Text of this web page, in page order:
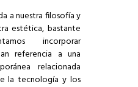
a nuestra filosofía y
estética, bastante
incorporar
referencia a una
relacionada
la tecnología y los